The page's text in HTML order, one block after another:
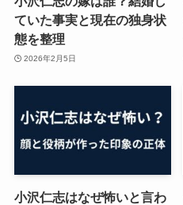
ていた事実と現在の独身状
態を整理
2026年2月5日
小沢仁志はなぜ怖いと言わ